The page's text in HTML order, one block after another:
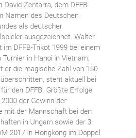
David Zentarra, dem DFFB-
Namen des Deutschen
als deutscher
ausgezeichnet. Walter
im DFFB-Trikot 1999 bei einem
Turnier in Hanoi in Vietnam.
er die magische Zahl von 150
steht aktuell bei
den DFFB. Größte Erfolge
der Gewinn der
mit der Mannschaft bei den
in Ungarn sowie der 3.
2017 in Hongkong im Doppel